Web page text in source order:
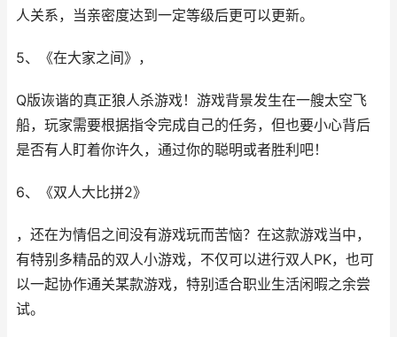
人关系，当亲密度达到一定等级后更可以更新。
5、《在大家之间》，
Q版诙谐的真正狼人杀游戏！游戏背景发生在一艘太空飞
船，玩家需要根据指令完成自己的任务，但也要小心背后
是否有人盯着你许久，通过你的聪明或者胜利吧！
6、《双人大比拼2》
，还在为情侣之间没有游戏玩而苦恼？在这款游戏当中，
有特别多精品的双人小游戏，不仅可以进行双人PK，也可
以一起协作通关某款游戏，特别适合职业生活闲暇之余尝
试。